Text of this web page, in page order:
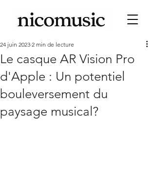
Le casque AR Vision Pro
d'Apple : Un potentiel
bouleversement du
paysage musical?
24 juin 2023 2 min de lecture